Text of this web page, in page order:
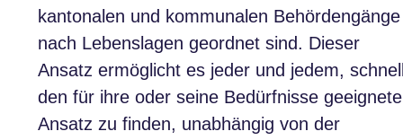
kantonalen und kommunalen Behördengänge
nach Lebenslagen geordnet sind. Dieser
Ansatz ermöglicht es jeder und jedem,
den für ihre oder seine Bedürfnisse
Ansatz zu finden, unabhängig von der